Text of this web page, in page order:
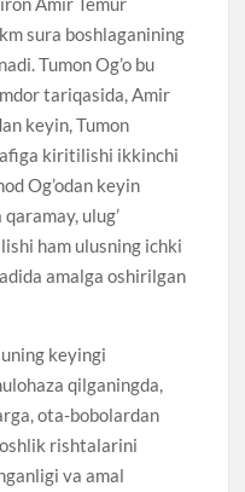
sura boshlaganining
Tumon Og’o bu
tariqasida, Amir
keyin, Tumon
kiritilishi ikkinchi
Og’odan keyin
qaramay, ulug’
ham ulusning ichki
amalga oshirilgan
keyingi
qilganingda,
ota-bobolardan
rishtalarini
va amal